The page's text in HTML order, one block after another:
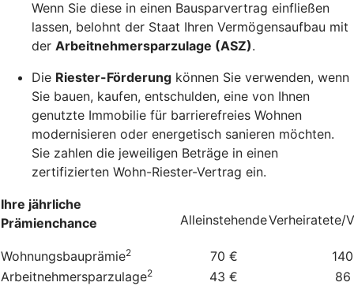
Wenn Sie diese in einen Bausparvertrag einfließen
lassen, belohnt der Staat Ihren Vermögensaufbau mit
der Arbeitnehmersparzulage (ASZ).
Die Riester-Förderung können Sie verwenden, wenn
Sie bauen, kaufen, entschulden, eine von Ihnen
genutzte Immobilie für barrierefreies Wohnen
modernisieren oder energetisch sanieren möchten.
Sie zahlen die jeweiligen Beträge in einen
zertifizierten Wohn-Riester-Vertrag ein.
Ihre jährliche
Prämienchance
AlleinstehendeVerheiratete/
Wohnungsbauprämie2 70 €
Arbeitnehmersparzulage2 43 €